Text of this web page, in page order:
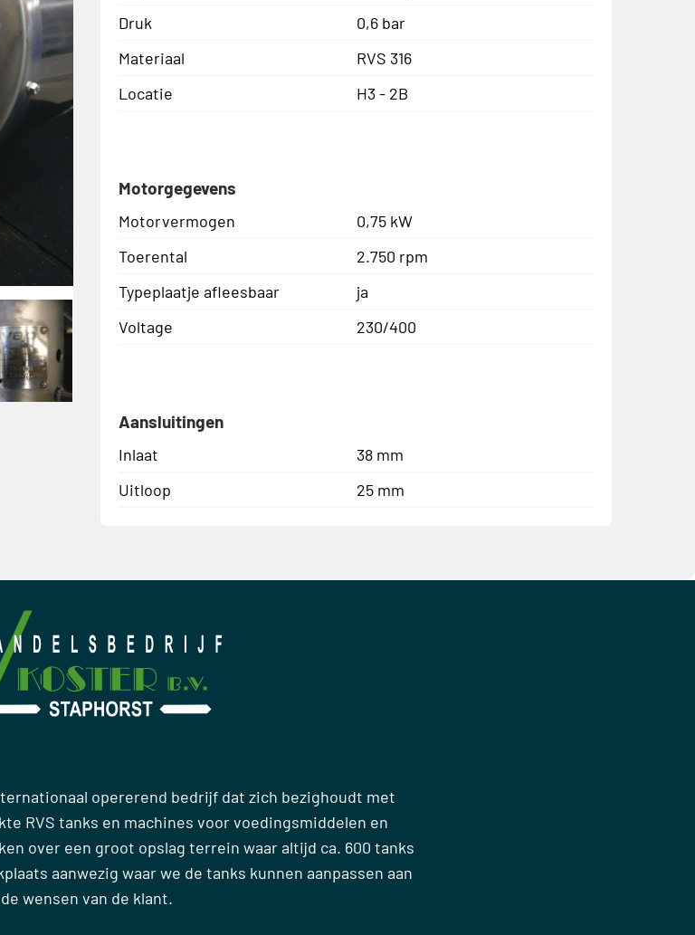
Druk
0,6 bar
Materiaal
RVS 316
Locatie
H3 - 2B
Motorgegevens
Motorvermogen
0,75 kW
Toerental
2.750 rpm
Typeplaatje afleesbaar
ja
Voltage
230/400
Aansluitingen
Inlaat
38 mm
Uitloop
25 mm
opererend bedrijf dat zich bezighoudt met
RVS tanks en machines voor voedingsmiddelen en
over een groot opslag terrein waar altijd ca. 600 tanks
aanwezig waar we de tanks kunnen aanpassen aan
de wensen van de klant.